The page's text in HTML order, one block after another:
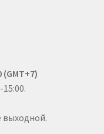
выходной.